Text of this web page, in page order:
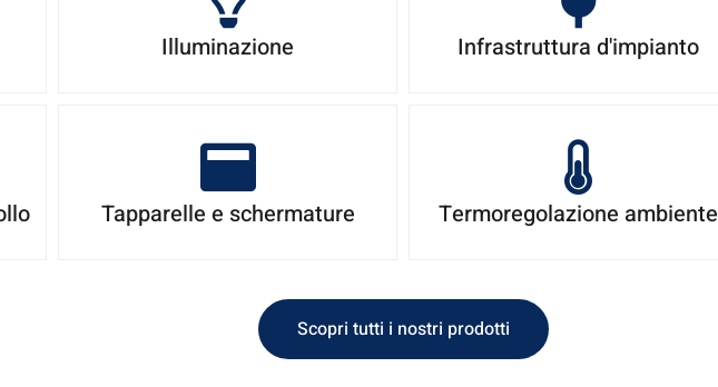
Illuminazione Infrastruttura d'impianto
Tapparelle e schermature Termoregolazione ambiente
Scopri tutti i nostri prodotti